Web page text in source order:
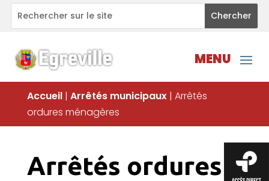
Accueil| Arrêtés municipaux| Arrêtés
ordures ménagères
Arrêtés ordures